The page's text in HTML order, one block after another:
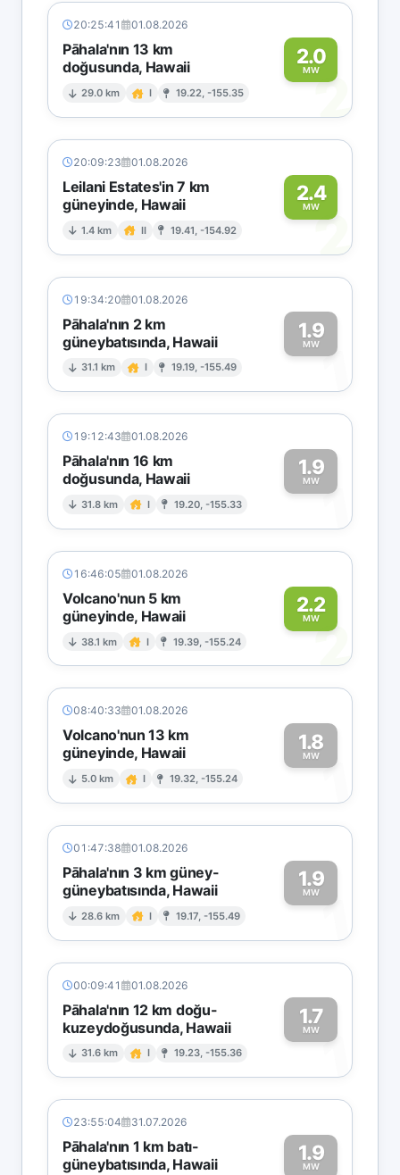
20:25:41 01.08.2026
Pāhala'nın 13 km
doğusunda, Hawaii
29.0 km I 19.22, -155.35
2.0
MW2
20:09:23 01.08.2026
Leilani Estates'in 7 km
güneyinde, Hawaii
1.4 km II 19.41, -154.92
2.4
MW2
19:34:20 01.08.2026
Pāhala'nın 2 km
güneybatısında, Hawaii
31.1 km I 19.19, -155.49
1.9
MW1
19:12:43 01.08.2026
Pāhala'nın 16 km
doğusunda, Hawaii
31.8 km I 19.20, -155.33
1.9
MW1
16:46:05 01.08.2026
Volcano'nun 5 km
güneyinde, Hawaii
38.1 km I 19.39, -155.24
2.2
MW2
08:40:33 01.08.2026
Volcano'nun 13 km
güneyinde, Hawaii
5.0 km I 19.32, -155.24
1.8
MW1
01:47:38 01.08.2026
Pāhala'nın 3 km güney-
güneybatısında, Hawaii
28.6 km I 19.17, -155.49
1.9
MW1
00:09:41 01.08.2026
Pāhala'nın 12 km doğu-
kuzeydoğusunda, Hawaii
31.6 km I 19.23, -155.36
1.7
MW1
23:55:04 31.07.2026
Pāhala'nın 1 km batı-
güneybatısında, Hawaii
1.9
MW